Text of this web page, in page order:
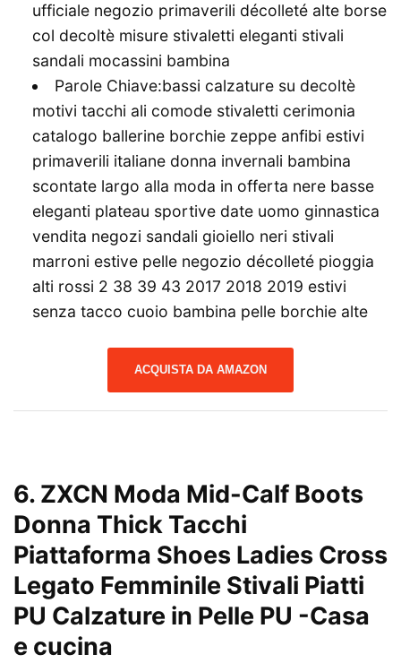
ufficiale negozio primaverili décolleté alte borse
col decoltè misure stivaletti eleganti stivali
sandali mocassini bambina
Parole Chiave:bassi calzature su decoltè
motivi tacchi ali comode stivaletti cerimonia
catalogo ballerine borchie zeppe anfibi estivi
primaverili italiane donna invernali bambina
scontate largo alla moda in offerta nere basse
eleganti plateau sportive date uomo ginnastica
vendita negozi sandali gioiello neri stivali
marroni estive pelle negozio décolleté pioggia
alti rossi 2 38 39 43 2017 2018 2019 estivi
senza tacco cuoio bambina pelle borchie alte
ACQUISTA DA AMAZON
6. ZXCN Moda Mid-Calf Boots
Donna Thick Tacchi
Piattaforma Shoes Ladies Cross
Legato Femminile Stivali Piatti
PU Calzature in Pelle PU -Casa
e cucina